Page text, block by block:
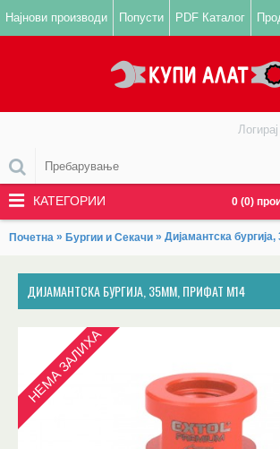
Најнови производи Попусти PDF Каталог
0 (0)
КАТЕГОРИИ
Почетна » Бургии и Секачи » Дијамантска
ДИЈАМАНТСКА БУРГИЈА, 35ММ, ПРИФАТ М14
НЕМА ЗАЛИХА